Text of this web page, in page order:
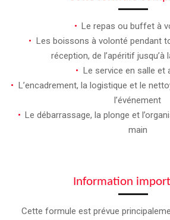
Le repas ou buffet à
Les boissons à volonté pendant
réception, de l’apéritif jusqu’à
Le service en salle et
L’encadrement, la logistique et le
l’événement
Le débarrassage, la plonge et
main
Information
Cette formule est prévue